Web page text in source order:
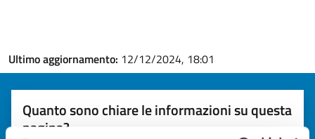
Ultimo aggiornamento: 12/12/2024, 18:01
Quanto sono chiare le informazioni su questa
pagina?